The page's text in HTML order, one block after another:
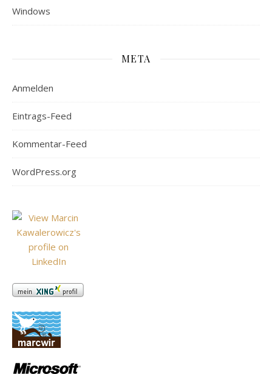
Windows
META
Anmelden
Eintrags-Feed
Kommentar-Feed
WordPress.org